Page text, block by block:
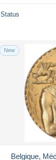
Status
New
Belgique,